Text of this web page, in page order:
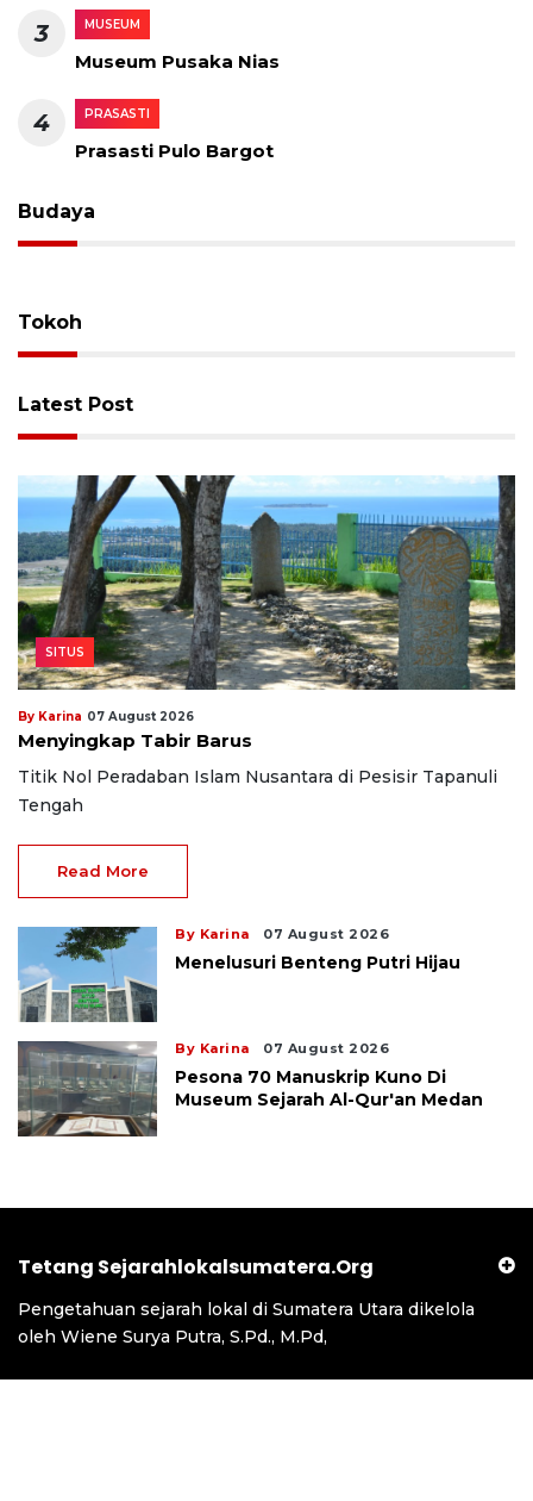
3 MUSEUM
Museum Pusaka Nias
4 PRASASTI
Prasasti Pulo Bargot
Budaya
Tokoh
Latest Post
SITUS
By Karina 07 August 2026
Menyingkap Tabir Barus
Titik Nol Peradaban Islam Nusantara di Pesisir Tapanuli
Tengah
Read More
By Karina 07 August 2026
Menelusuri Benteng Putri Hijau
By Karina 07 August 2026
Pesona 70 Manuskrip Kuno Di
Museum Sejarah Al-Qur'an Medan
Tetang Sejarahlokalsumatera.org
Pengetahuan sejarah lokal di Sumatera Utara dikelola
oleh Wiene Surya Putra, S.Pd., M.Pd,